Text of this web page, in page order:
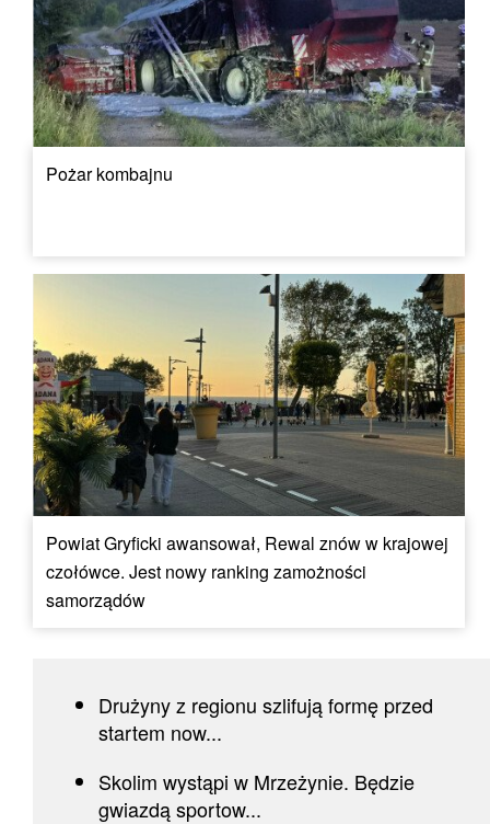
Pożar kombajnu
Powiat Gryficki awansował, Rewal znów w krajowej
czołówce. Jest nowy ranking zamożności
samorządów
Drużyny z regionu szlifują formę przed
startem now...
Skolim wystąpi w Mrzeżynie. Będzie
gwiazdą sportow...